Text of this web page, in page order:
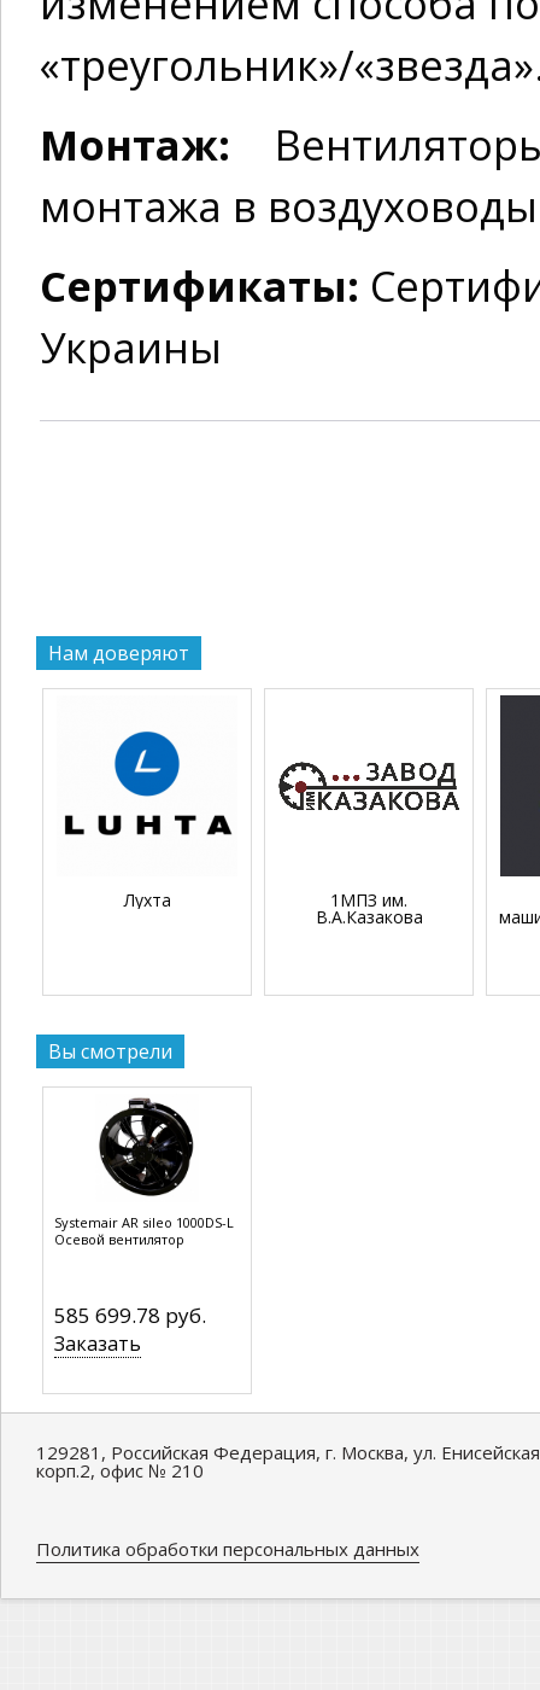
«треугольник»/
Монтаж:
монтажа в
Сертификаты:
Украины
Нам доверяют
Лухта 1МПЗ им.
В.А.Казакова
Вы смотрели
Systemair AR sileo 1000DS-L
Осевой вентилятор
585 699.78 руб.
Заказать
129281, Российская Федерация, г. Москва, ул.
корп.2, офис № 210
Политика обработки персональных данных